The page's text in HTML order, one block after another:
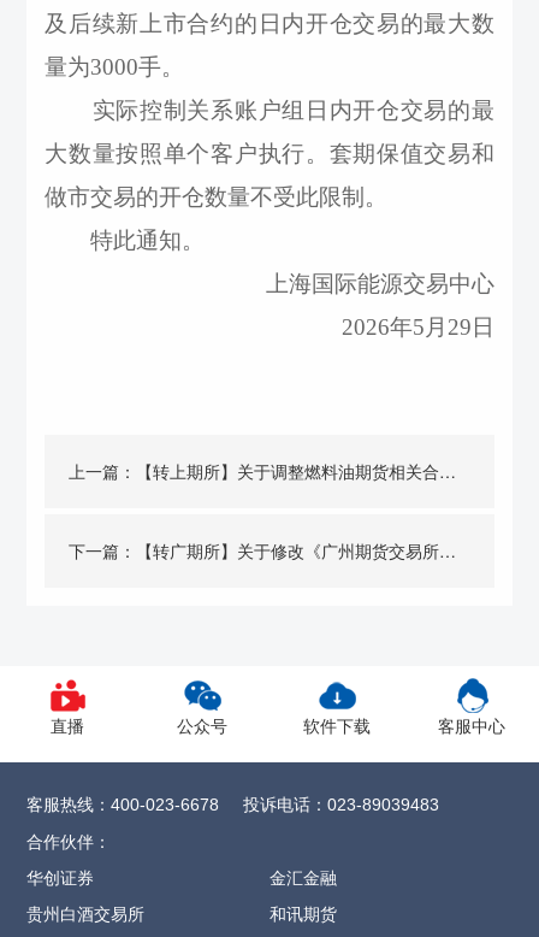
及后续新上市合约的日内开仓交易的最大数
量为3000手。
实际控制关系账户组日内开仓交易的最
大数量按照单个客户执行。套期保值交易和
做市交易的开仓数量不受此限制。
特此通知。
上海国际能源交易中心
2026年5月29日
上一篇： 【转上期所】关于调整燃料油期货相关合约交易限额的通知
下一篇： 【转广期所】关于修改《广州期货交易所碳酸锂期货、期权业务细则》的通知
直播 公众号 软件下载 客服中心
客服热线：400-023-6678 投诉电话：023-89039483
合作伙伴：
华创证券
金汇金融
贵州白酒交易所
和讯期货